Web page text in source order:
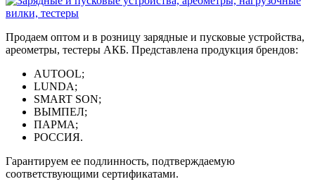
Продаем оптом и в розницу зарядные и пусковые устройства,
ареометры, тестеры АКБ. Представлена продукция брендов:
AUTOOL;
LUNDA;
SMART SON;
ВЫМПЕЛ;
ПАРМА;
РОССИЯ.
Гарантируем ее подлинность, подтверждаемую
соответствующими сертификатами.